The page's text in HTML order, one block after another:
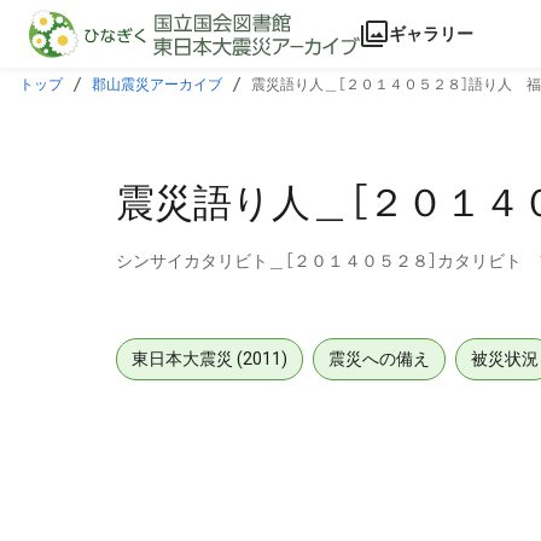
本文に飛ぶ
ギャラリー
トップ 郡山震災アーカイブ 震災語り人＿［２０１４０５２８］語り人
震災語り人＿［２０１
シンサイカタリビト＿［２０１４０５２８］カタリビ
東日本大震災 (2011) 震災への備え 被災状況